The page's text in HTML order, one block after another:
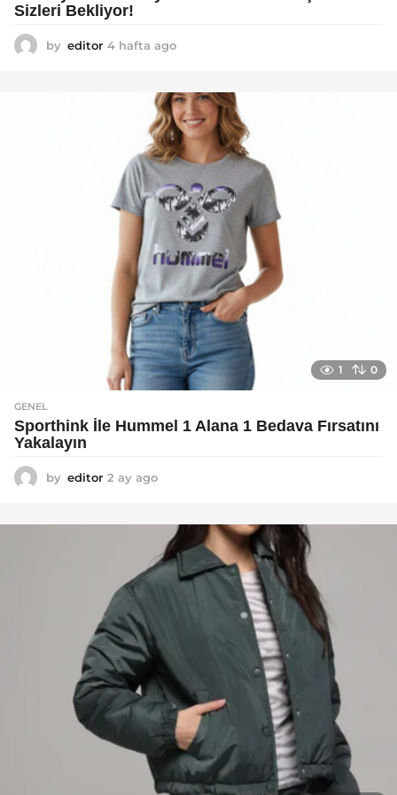
Sizleri Bekliyor!
by editor 4 hafta ago
a
g
o
1 0
GENEL
Sporthink İle Hummel 1 Alana 1 Bedava Fırsatını
Yakalayın
by editor 2 ay ago
a
g
o